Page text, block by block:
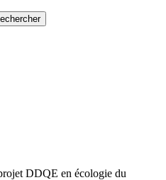
DDQE en écologie du